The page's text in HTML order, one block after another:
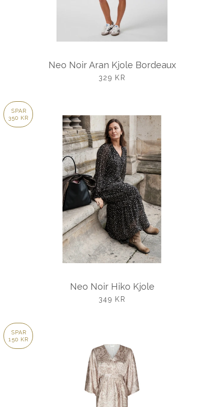
Neo Noir Aran Kjole Bordeaux
UDSALGSPRIS
329 KR
SPAR
350 KR
Neo Noir Hiko Kjole
UDSALGSPRIS
349 KR
SPAR
150 KR